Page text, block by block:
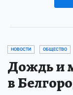
НОВОСТИ ОБЩЕСТВО
Дождь и
в